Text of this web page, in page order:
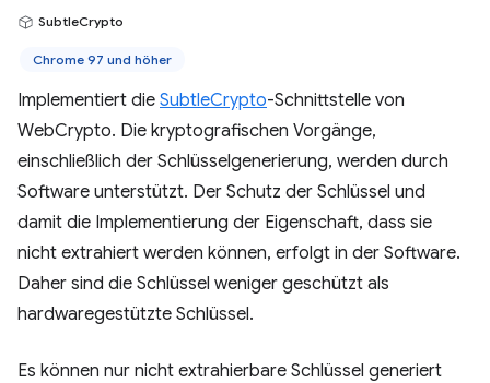
SubtleCrypto
Chrome 97 und höher
Implementiert die SubtleCrypto-Schnittstelle von
WebCrypto. Die kryptografischen Vorgänge,
einschließlich der Schlüsselgenerierung, werden durch
Software unterstützt. Der Schutz der Schlüssel und
damit die Implementierung der Eigenschaft, dass sie
nicht extrahiert werden können, erfolgt in der Software.
Daher sind die Schlüssel weniger geschützt als
hardwaregestützte Schlüssel.
Es können nur nicht extrahierbare Schlüssel generiert